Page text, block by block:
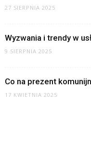
27 SIERPNIA 2025
Wyzwania i trendy w
9 SIERPNIA 2025
Co na prezent
17 KWIETNIA 2025